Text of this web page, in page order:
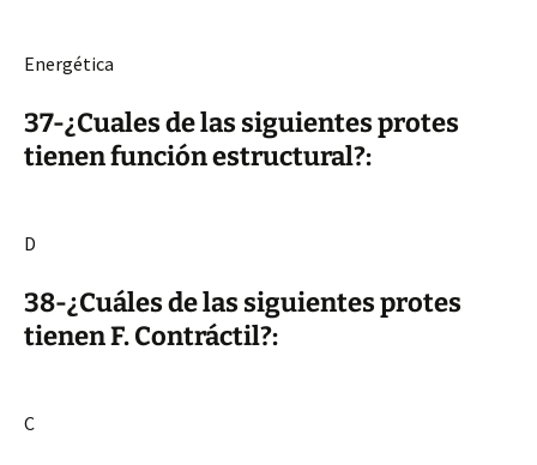
Energética
37-¿Cuales de las siguientes protes
tienen función estructural?:
D
38-¿Cuáles de las siguientes protes
tienen F. Contráctil?:
C